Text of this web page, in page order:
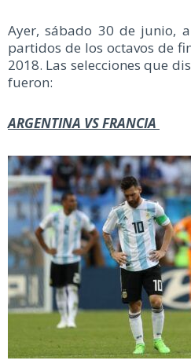
Ayer, sábado 30 de junio,
partidos de los octavos de
2018. Las selecciones que
fueron:
ARGENTINA VS FRANCIA